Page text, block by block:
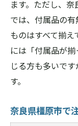
ます。ただし、
では、付属品の
ものはすべて揃
には「付属品が
じる方も多いで
す。
奈良県橿原市で